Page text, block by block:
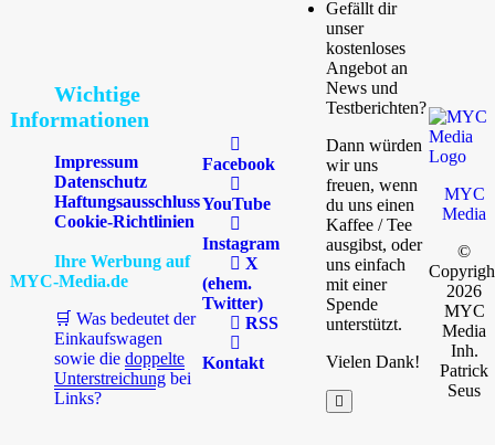
Wichtige
Informationen
Impressum
Datenschutz
Haftungsausschluss
Cookie-Richtlinien
Ihre Werbung auf
MYC-Media.de
🛒 Was bedeutet der
Einkaufswagen
sowie die doppelte
Unterstreichung bei
Links?
Facebook
YouTube
Instagram
X
(ehem.
Twitter)
RSS
Kontakt
Gefällt dir
unser
kostenloses
Angebot an
News und
Testberichten?
Dann würden
wir uns
freuen, wenn
du uns einen
Kaffee / Tee
ausgibst, oder
uns einfach
mit einer
Spende
unterstützt.
Vielen Dank!
MYC
Media
©
2026
MYC
Media
Inh.
Patrick
Seus